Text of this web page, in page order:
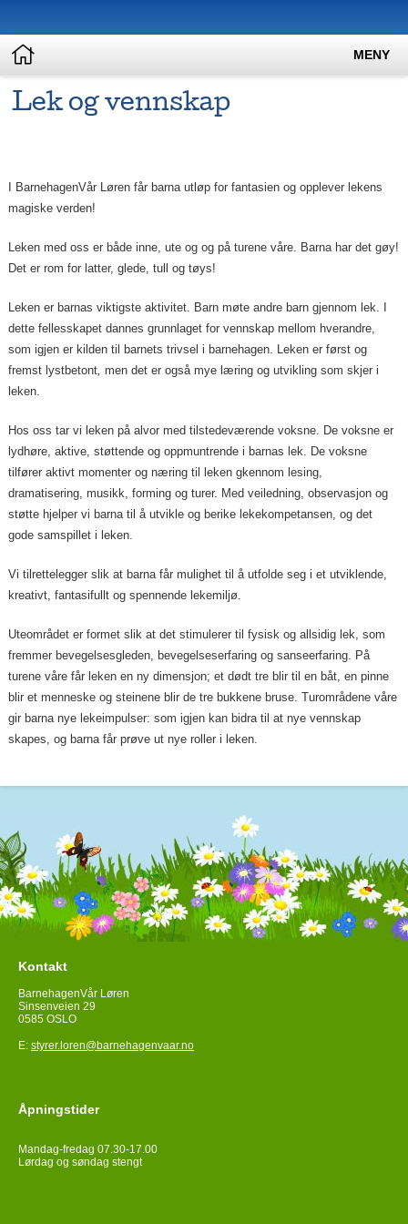
MENY
Lek og vennskap
I BarnehagenVår Løren får barna utløp for fantasien og opplever lekens
magiske verden!
Leken med oss er både inne, ute og og på turene våre. Barna har det gøy!
Det er rom for latter, glede, tull og tøys!
Leken er barnas viktigste aktivitet. Barn møte andre barn gjennom lek. I
dette fellesskapet dannes grunnlaget for vennskap mellom hverandre,
som igjen er kilden til barnets trivsel i barnehagen. Leken er først og
fremst lystbetont, men det er også mye læring og utvikling som skjer i
leken.
Hos oss tar vi leken på alvor med tilstedeværende voksne. De voksne er
lydhøre, aktive, støttende og oppmuntrende i barnas lek. De voksne
tilfører aktivt momenter og næring til leken gkennom lesing,
dramatisering, musikk, forming og turer. Med veiledning, observasjon og
støtte hjelper vi barna til å utvikle og berike lekekompetansen, og det
gode samspillet i leken.
Vi tilrettelegger slik at barna får mulighet til å utfolde seg i et utviklende,
kreativt, fantasifullt og spennende lekemiljø.
Uteområdet er formet slik at det stimulerer til fysisk og allsidig lek, som
fremmer bevegelsesgleden, bevegelseserfaring og sanseerfaring. På
turene våre får leken en ny dimensjon; et dødt tre blir til en båt, en pinne
blir et menneske og steinene blir de tre bukkene bruse. Turområdene våre
gir barna nye lekeimpulser: som igjen kan bidra til at nye vennskap
skapes, og barna får prøve ut nye roller i leken.
Kontakt
BarnehagenVår Løren
Sinsenveien 29
0585 OSLO
E: styrer.loren@barnehagenvaar.no
Åpningstider
Mandag-fredag 07.30-17.00
Lørdag og søndag stengt